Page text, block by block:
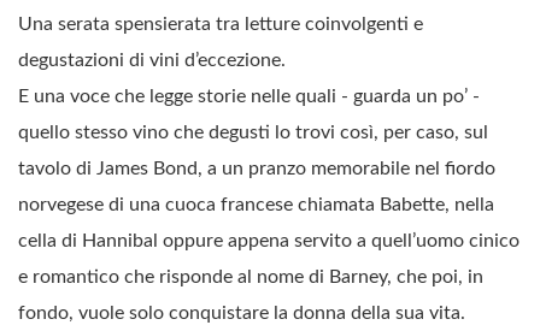
Una serata spensierata tra letture coinvolgenti e
degustazioni di vini d’eccezione.
E una voce che legge storie nelle quali - guarda un po’ -
quello stesso vino che degusti lo trovi così, per caso, sul
tavolo di James Bond, a un pranzo memorabile nel fiordo
norvegese di una cuoca francese chiamata Babette, nella
cella di Hannibal oppure appena servito a quell’uomo cinico
e romantico che risponde al nome di Barney, che poi, in
fondo, vuole solo conquistare la donna della sua vita.